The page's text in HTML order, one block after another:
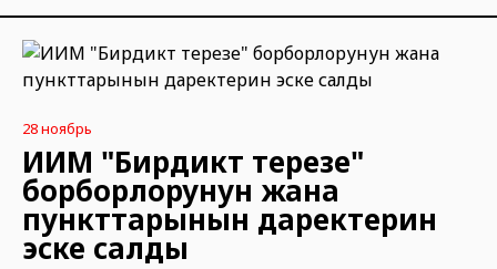
28 ноябрь
ИИМ "Бирдиктүү терезе"
борборлорунун жана
пункттарынын даректерин
эске салды